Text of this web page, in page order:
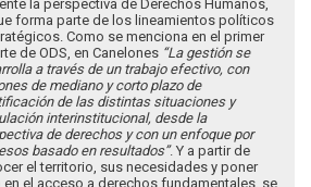
la perspectiva de Derechos Humanos,
forma parte de los lineamientos políticos
Como se menciona en el primer
de ODS, en Canelones “La gestión se
a través de un trabajo efectivo, con
de mediano y corto plazo de
de las distintas situaciones y
interinstitucional, desde la
de derechos y con un enfoque por
basado en resultados”. Y a partir de
el territorio, sus necesidades y poner
el acceso a derechos fundamentales, se